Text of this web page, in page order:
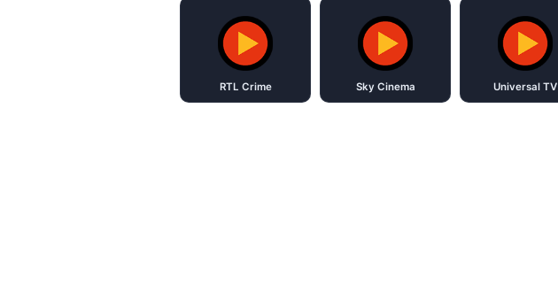
RTL Crime Sky Cinema Universal TV